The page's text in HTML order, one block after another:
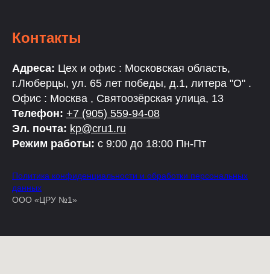
Контакты
Адреса: Цех и офис : Московская область,
г.Люберцы, ул. 65 лет победы, д.1, литера "О" .
Офис : Москва , Святоозёрская улица, 13
Телефон: +7 (905) 559-94-08
Эл. почта: kp@cru1.ru
Режим работы: с 9:00 до 18:00 Пн-Пт
Политика конфиденциальности и обработки персональных
данных
ООО «ЦРУ №1»